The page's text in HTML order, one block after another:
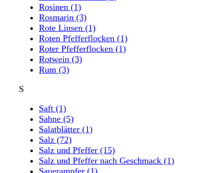
Rosinen (1)
Rosmarin (3)
Rote Linsen (1)
Roten Pfefferflocken (1)
Roter Pfefferflocken (1)
Rotwein (3)
Rum (3)
S
Saft (1)
Sahne (5)
Salatblätter (1)
Salz (72)
Salz und Pfeffer (15)
Salz und Pfeffer nach Geschmack (1)
Sauerampfer (1)